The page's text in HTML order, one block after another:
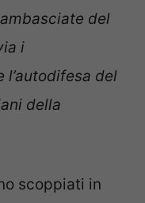
del
i
del
della
scoppiati in